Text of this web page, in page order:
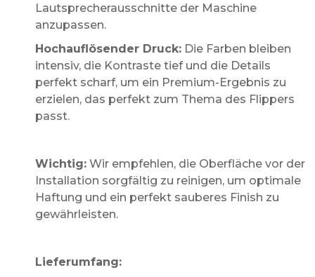
Lautsprecherausschnitte der Maschine
anzupassen.
Hochauflösender Druck: Die Farben bleiben
intensiv, die Kontraste tief und die Details
perfekt scharf, um ein Premium-Ergebnis zu
erzielen, das perfekt zum Thema des Flippers
passt.
Wichtig: Wir empfehlen, die Oberfläche vor der
Installation sorgfältig zu reinigen, um optimale
Haftung und ein perfekt sauberes Finish zu
gewährleisten.
Lieferumfang: